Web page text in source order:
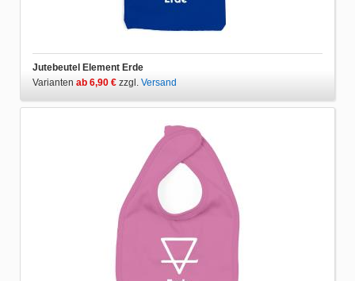
Jutebeutel Element Erde
Varianten ab 6,90 € zzgl. Versand